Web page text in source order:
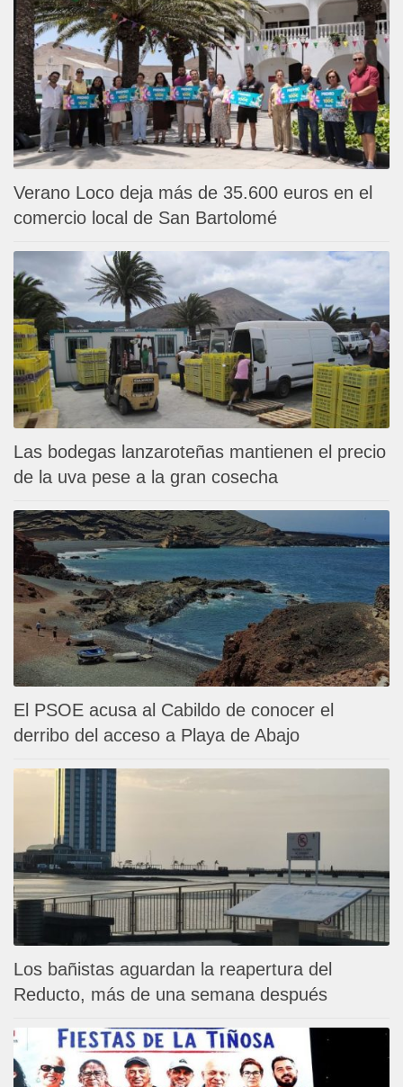
Verano Loco deja más de 35.600 euros en el
comercio local de San Bartolomé
Las bodegas lanzaroteñas mantienen el precio
de la uva pese a la gran cosecha
El PSOE acusa al Cabildo de conocer el
derribo del acceso a Playa de Abajo
Los bañistas aguardan la reapertura del
Reducto, más de una semana después